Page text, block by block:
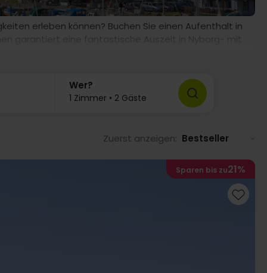
erleben können? Buchen Sie einen Aufenthalt in
garantiert eine fantastische Auszeit in Nyborg- mit
Wer?
1 Zimmer • 2 Gäste
Zuerst anzeigen: Bestseller
Sparen bis zu21%